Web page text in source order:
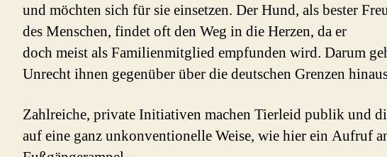
und möchten sich für sie einsetzen. Der Hund, als bester
des Menschen, findet oft den Weg in die Herzen, da er
doch meist als Familienmitglied empfunden wird. Darum
Unrecht ihnen gegenüber über die deutschen Grenzen
Zahlreiche, private Initiativen machen Tierleid publik und
auf eine ganz unkonventionelle Weise, wie hier ein Aufruf